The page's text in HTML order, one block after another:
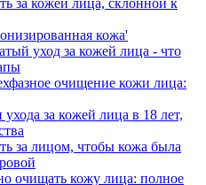
за кожей лица, склонной к
кожа'
уход за кожей лица - что
очищение кожи лица:
за кожей лица в 18 лет,
за лицом, чтобы кожа была
очищать кожу лица: полное